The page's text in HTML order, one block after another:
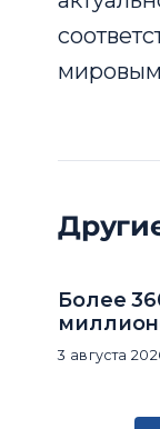
мировым
Более
за
3 августа